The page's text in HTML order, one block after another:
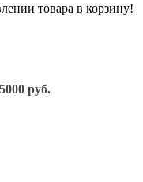
товара в корзину!
руб.